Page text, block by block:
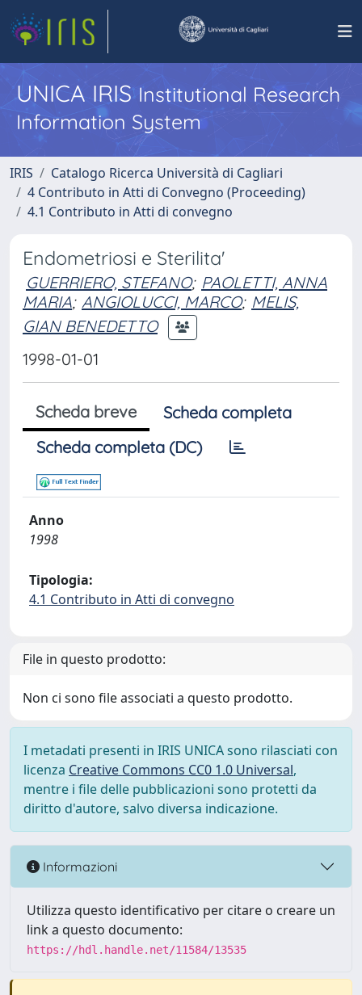
UNICA IRISInstitutional Research
Information System
IRIS
Catalogo Ricerca Università di Cagliari
4 Contributo in Atti di Convegno (Proceeding)
4.1 Contributo in Atti di convegno
Endometriosi e Sterilita'
GUERRIERO, STEFANO; PAOLETTI, ANNA
MARIA; ANGIOLUCCI, MARCO; MELIS,
GIAN BENEDETTO
1998-01-01
Scheda breve
Scheda completa
Scheda completa (DC)
Anno
1998
Tipologia:
4.1 Contributo in Atti di convegno
File in questo prodotto:
Non ci sono file associati a questo prodotto.
I metadati presenti in IRIS UNICA sono rilasciati con
licenza Creative Commons CC0 1.0 Universal,
mentre i file delle pubblicazioni sono protetti da
diritto d'autore, salvo diversa indicazione.
Informazioni
Utilizza questo identificativo per citare o creare un
link a questo documento:
https://hdl.handle.net/11584/13535